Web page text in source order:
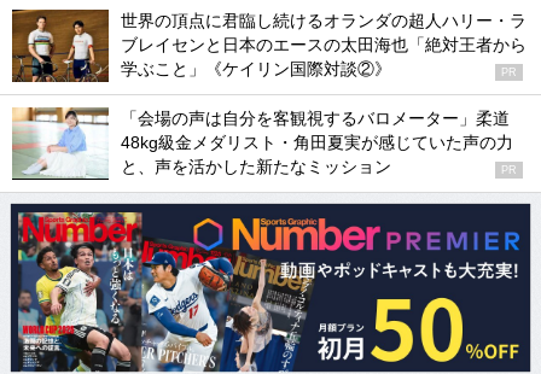
世界の頂点に君臨し続けるオランダの超人ハリー・ラ
ブレイセンと日本のエースの太田海也「絶対王者から
学ぶこと」《ケイリン国際対談②》
PR
「会場の声は自分を客観視するバロメーター」柔道
48kg級金メダリスト・角田夏実が感じていた声の力
と、声を活かした新たなミッション
PR